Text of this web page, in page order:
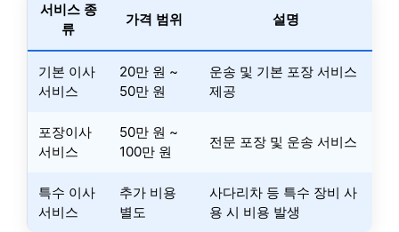
서비스 종
류
가격 범위 설명
기본 이사
서비스
20만 원 ~
50만 원
운송 및 기본 포장 서비스
제공
포장이사
서비스
50만 원 ~
100만 원
전문 포장 및 운송 서비스
특수 이사
서비스
추가 비용
별도
사다리차 등 특수 장비 사
용 시 비용 발생